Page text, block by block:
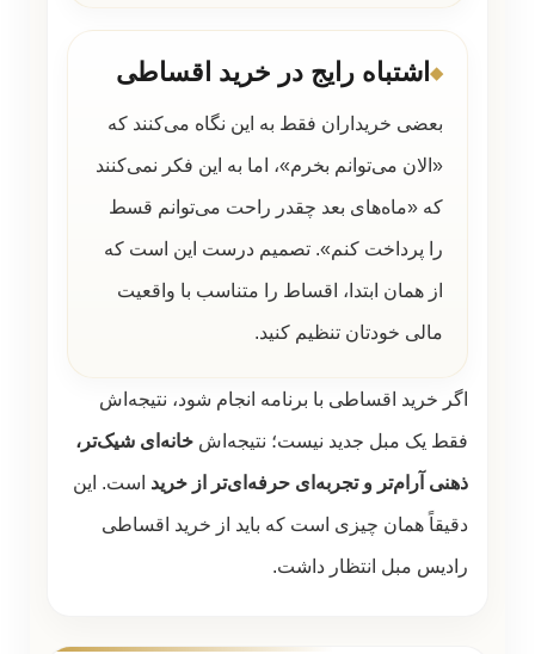
اشتباه رایج در خرید اقساطی
بعضی خریداران فقط به این نگاه می‌کنند که
«الان می‌توانم بخرم»، اما به این فکر نمی‌کنند
که «ماه‌های بعد چقدر راحت می‌توانم قسط
را پرداخت کنم». تصمیم درست این است که
از همان ابتدا، اقساط را متناسب با واقعیت
مالی خودتان تنظیم کنید.
اگر خرید اقساطی با برنامه انجام شود، نتیجه‌اش
فقط یک مبل جدید نیست؛ نتیجه‌اش خانه‌ای شیک‌تر،
ذهنی آرام‌تر و تجربه‌ای حرفه‌ای‌تر از خرید است. این
دقیقاً همان چیزی است که باید از خرید اقساطی
رادیس مبل انتظار داشت.